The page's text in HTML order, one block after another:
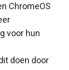
ChromeOS
voor hun
doen door